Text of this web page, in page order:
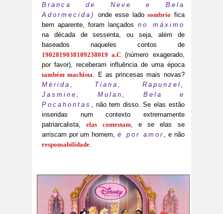
Branca de Neve e Bela
Adormecida)
onde esse ladosombrio fica
bem aparente, foram lançados no máximo
na década de sessenta, ou seja, além de
baseados naqueles contos de
1902819038109238019 a.C (número exagerado,
por favor), receberam influência de uma época
também machista . E as princesas mais novas?
Mérida, Tiana, Rapunzel,
Jasmine, Mulan, Bela e
Pocahontas
, não tem disso. Se elas estão
inseridas num contexto extremamente
patriarcalista,elas contestam , e se elas se
arriscam por um homem, é por amor
, e não
responsabilidade